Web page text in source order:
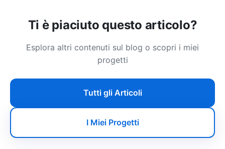
Ti è piaciuto questo articolo?
Esplora altri contenuti sul blog o scopri i miei
progetti
Tutti gli Articoli
I Miei Progetti